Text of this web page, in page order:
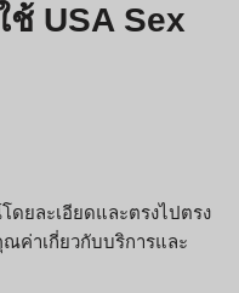
ช้ USA Sex
ดยละเอียดและตรงไปตรง
ค่าเกี่ยวกับบริการและ